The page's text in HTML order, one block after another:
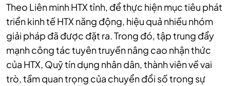
Theo Liên minh HTX tỉnh, để thực hiện mục tiêu phát
triển kinh tế HTX năng động, hiệu quả nhiều nhóm
giải pháp đã được đặt ra. Trong đó, tập trung đẩy
mạnh công tác tuyên truyền nâng cao nhận thức
của HTX, Quỹ tín dụng nhân dân, thành viên về vai
trò, tầm quan trọng của chuyển đổi số trong sự